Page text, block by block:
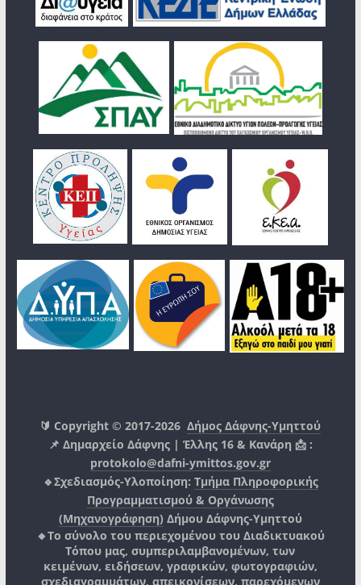
🔰 Copyright © 2017-2026Δήμος Δάφνης-Υμηττού
📌 Δημαρχείο Δάφνης | Έλλης 16 & Κανάρη 📩 :
protokolo@dafni-ymittos.gov.gr
🔹Σχεδιασμός-Υλοποίηση: Τμήμα Πληροφορικής
Προγραμματισμού & Οργάνωσης
(Μηχανογράφηση) Δήμου Δάφνης-Υμηττού
🔸Το σύνολο του περιεχομένου του Διαδικτυακού
Τόπου μας, συμπεριλαμβανομένων, των
κειμένων, ειδήσεων, γραφικών, φωτογραφιών,
σχεδιαγραμμάτων, απεικονίσεων, παρεχόμενων